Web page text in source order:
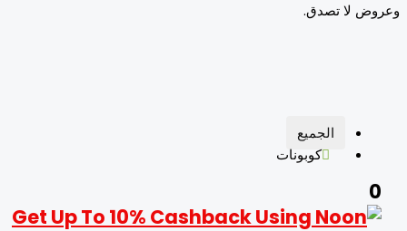
لا تصدق.
الجميع
كوبونات